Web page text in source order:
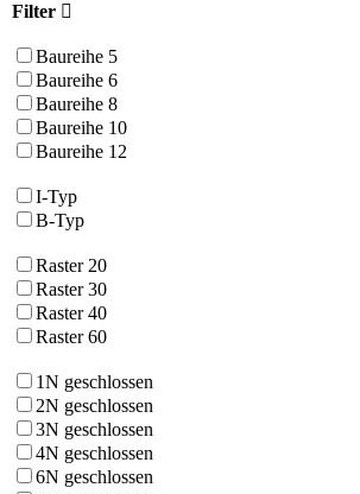
Filter
Baureihe 5
Baureihe 6
Baureihe 8
Baureihe 10
Baureihe 12
I-Typ
B-Typ
Raster 20
Raster 30
Raster 40
Raster 60
1N geschlossen
2N geschlossen
3N geschlossen
4N geschlossen
6N geschlossen